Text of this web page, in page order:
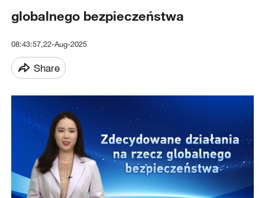
globalnego bezpieczeństwa
08:43:57,22-Aug-2025
Share